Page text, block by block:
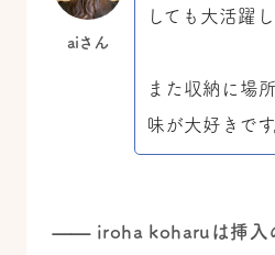
aiさん
しても大活躍
また収納に場
味が大好きです
—— iroha koharuは挿入